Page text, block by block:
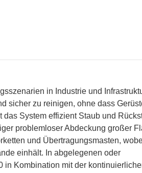
in Industrie und
sicher zu reinigen, ohne dass
System effizient Staub und
problemloser Abdeckung großer
und Übertragungsmasten,
einhält. In abgelegenen oder
in Kombination mit der